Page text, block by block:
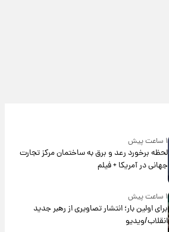
۱ ساعت پیش
لحظه برخورد رعد و برق به ساختمان مرکز تجارت
جهانی در آمریکا + فیلم
۱ ساعت پیش
برای اولین بار؛ انتشار تصاویری از رهبر جدید
انقلاب/ویدیو